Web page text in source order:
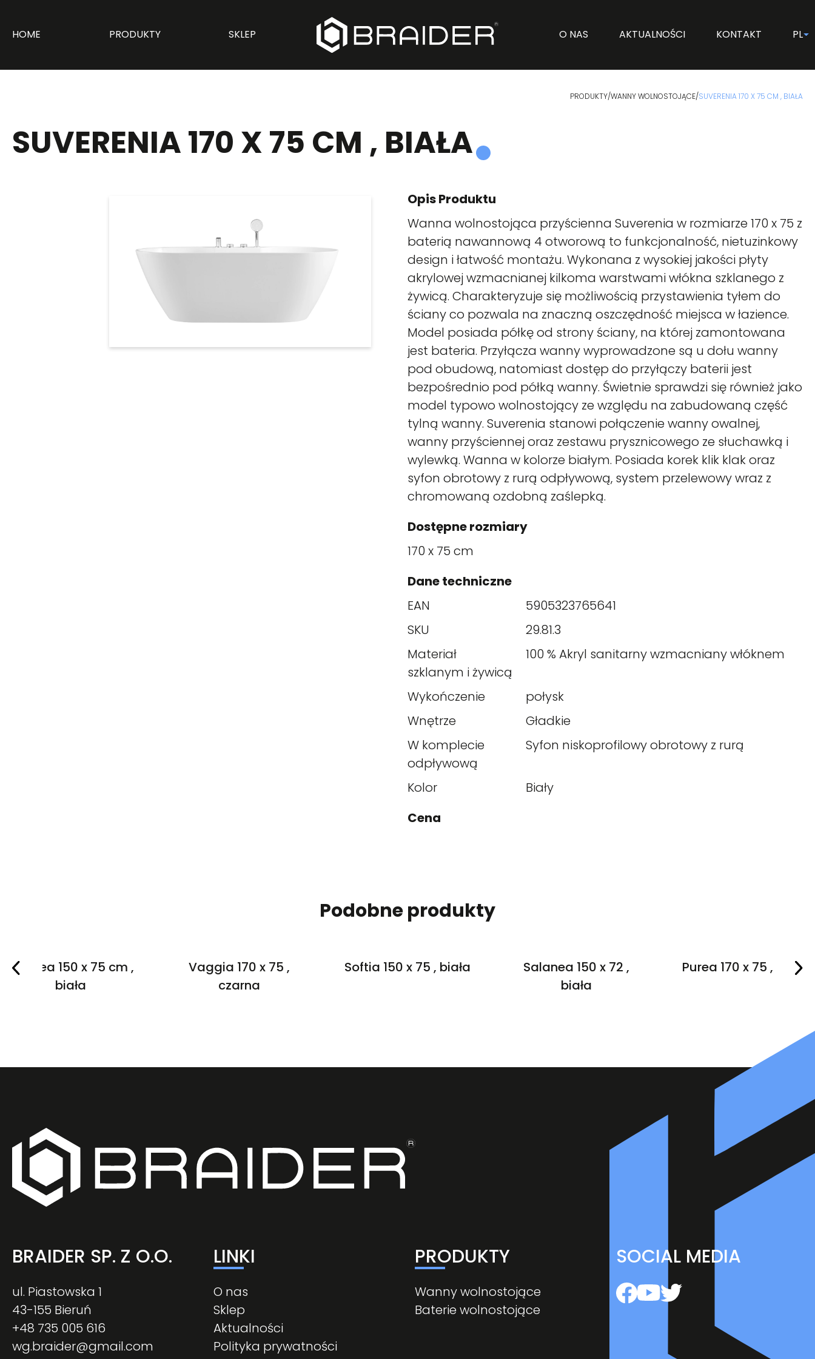
HOME PRODUKTY SKLEP O NAS AKTUALNOŚCI KONTAKT PL
PRODUKTY/WANNY WOLNOSTOJĄCE/SUVERENIA 170 X 75 CM , BIAŁA
SUVERENIA 170 X 75 CM , BIAŁA
Opis Produktu
Wanna wolnostojąca przyścienna Suverenia w rozmiarze 170 x 75 z
baterią nawannową 4 otworową to funkcjonalność, nietuzinkowy
design i łatwość montażu. Wykonana z wysokiej jakości płyty
akrylowej wzmacnianej kilkoma warstwami włókna szklanego z
żywicą. Charakteryzuje się możliwością przystawienia tyłem do
ściany co pozwala na znaczną oszczędność miejsca w łazience.
Model posiada półkę od strony ściany, na której zamontowana
jest bateria. Przyłącza wanny wyprowadzone są u dołu wanny
pod obudową, natomiast dostęp do przyłączy baterii jest
bezpośrednio pod półką wanny. Świetnie sprawdzi się również jako
model typowo wolnostojący ze względu na zabudowaną część
tylną wanny. Suverenia stanowi połączenie wanny owalnej,
wanny przyściennej oraz zestawu prysznicowego ze słuchawką i
wylewką. Wanna w kolorze białym. Posiada korek klik klak oraz
syfon obrotowy z rurą odpływową, system przelewowy wraz z
chromowaną ozdobną zaślepką.
Dostępne rozmiary
170 x 75 cm
Dane techniczne
EAN
5905323765641
SKU
29.81.3
Materiał
100 % Akryl sanitarny wzmacniany włóknem
szklanym i żywicą
Wykończenie
połysk
Wnętrze
Gładkie
W komplecie
Syfon niskoprofilowy obrotowy z rurą
odpływową
Kolor
Biały
Cena
Podobne produkty
Cannea 150 x 75 cm ,
biała
Vaggia 170 x 75 ,
czarna
Softia 150 x 75 , biała
Salanea 150 x 72 ,
biała
Purea 170 x 75 , biała
BRAIDER SP. Z O.O.
ul. Piastowska 1
43-155 Bieruń
+48 735 005 616
wg.braider@gmail.com
LINKI
O nas
Sklep
Aktualności
Polityka prywatności
PRODUKTY
Wanny wolnostojące
Baterie wolnostojące
SOCIAL MEDIA